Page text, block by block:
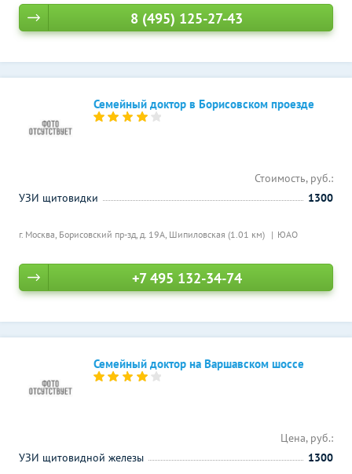
8 (495) 125-27-43
Семейный доктор в Борисовском проезде
г. Москва, Борисовский пр-зд, д. 19А, Шипиловская (1.01 км) ЮАО
Стоимость, руб.:
УЗИ щитовидки
1300
+7 495 132-34-74
Семейный доктор на Варшавском шоссе
Цена, руб.:
УЗИ щитовидной железы
1300